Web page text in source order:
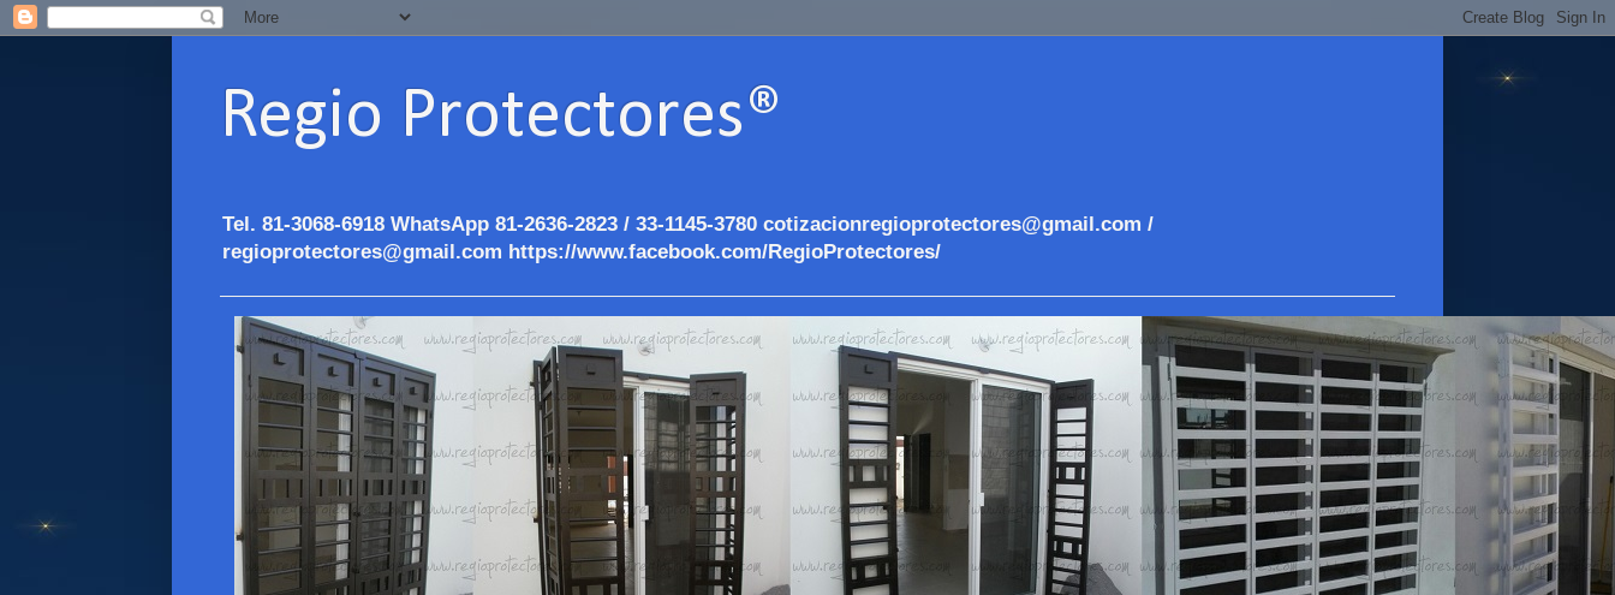
Regio Protectores®
Tel. 81-3068-6918 WhatsApp 81-2636-2823 / 33-1145-3780 cotizacionregioprotectores@gmail.com /
regioprotectores@gmail.com https://www.facebook.com/RegioProtectores/